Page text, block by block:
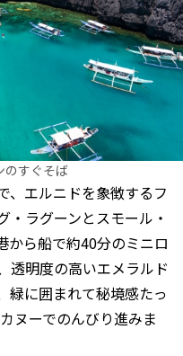
のすぐそば
、エルニドを象徴するフ
・ラグーンとスモール・
から船で約40分のミニロ
透明度の高いエメラルド
緑に囲まれて秘境感たっ
ヌーでのんびり進みま